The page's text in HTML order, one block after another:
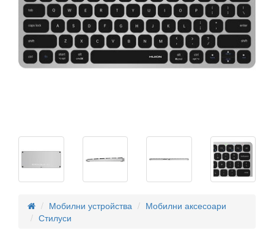
Мобилни устройства
Мобилни аксесоари
Стилуси